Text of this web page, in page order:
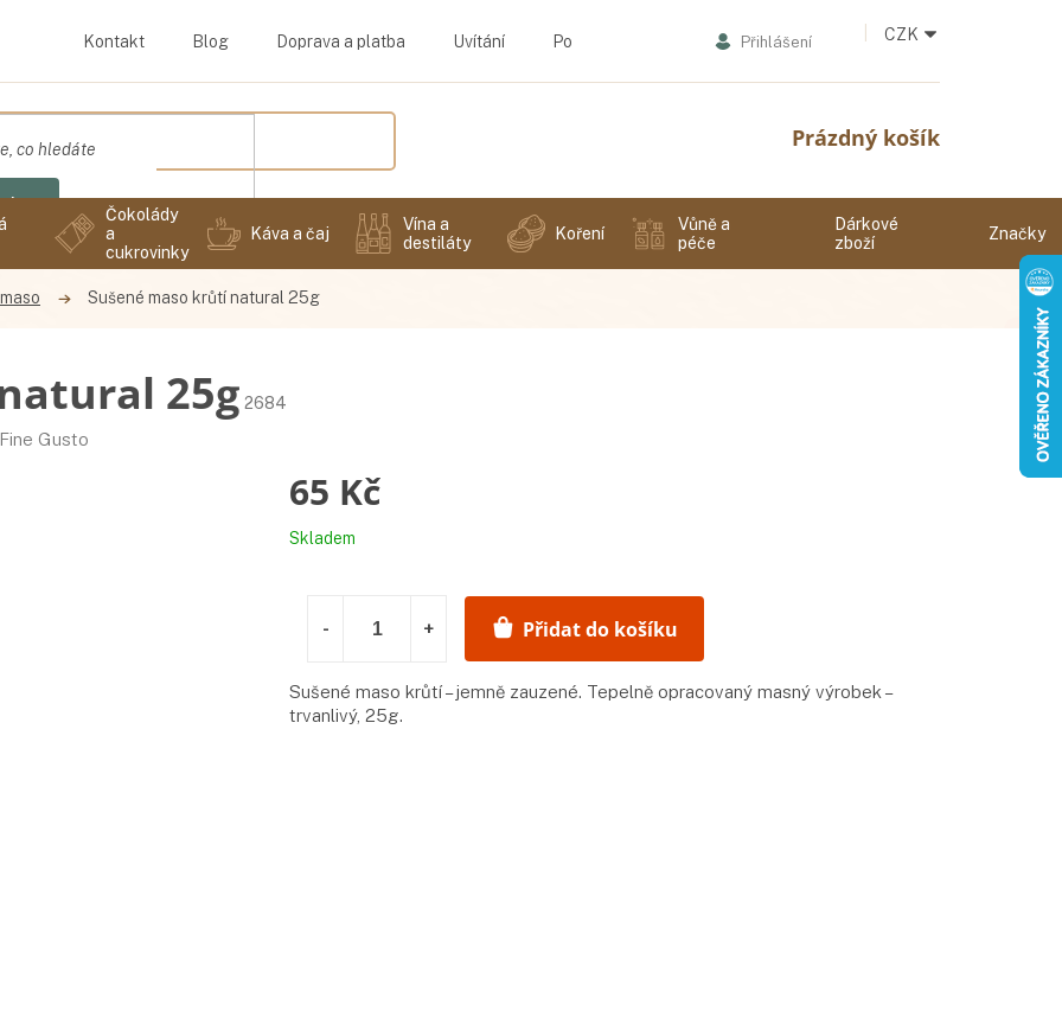
Kontakt Blog Doprava a platba Uvítání Podmínky ochrany osobních údajů CZK
Přihlášení
Nákupní
košík
Prázdný košík
Čokolády
a
cukrovinky
Káva a čaj
Vína a
destiláty
Koření
Vůně a
péče
Dárkové
zboží
Značky
Sušené maso krůtí natural 25g
25g 2684
Fine Gusto
65 Kč
Měrná
Skladem
Přidat do košíku
Sušené maso krůtí – jemně zauzené. Tepelně opracovaný masný výrobek –
trvanlivý, 25g.